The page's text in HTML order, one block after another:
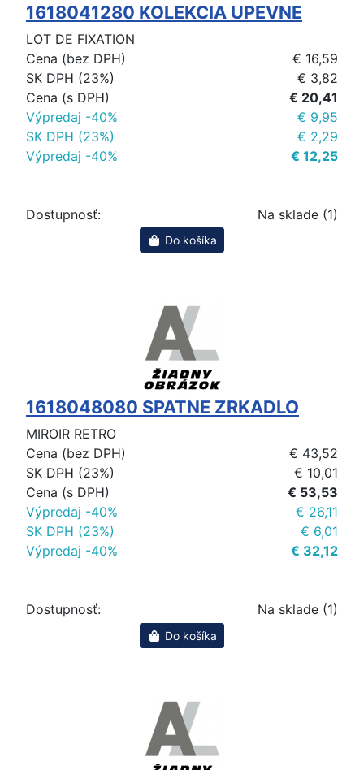
1618041280 KOLEKCIA UPEVNE
LOT DE FIXATION
Cena (bez DPH)
€ 16,59
SK DPH (23%)
€ 3,82
Cena (s DPH)
€ 20,41
Výpredaj -40%
€ 9,95
SK DPH (23%)
€ 2,29
Výpredaj -40%
€ 12,25
Dostupnosť: Na sklade (1)
Do košíka
1618048080 SPATNE ZRKADLO
MIROIR RETRO
Cena (bez DPH)
€ 43,52
SK DPH (23%)
€ 10,01
Cena (s DPH)
€ 53,53
Výpredaj -40%
€ 26,11
SK DPH (23%)
€ 6,01
Výpredaj -40%
€ 32,12
Dostupnosť: Na sklade (1)
Do košíka